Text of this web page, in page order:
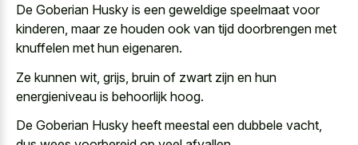
De Goberian Husky is een geweldige speelmaat voor
kinderen, maar ze houden ook van tijd doorbrengen met
knuffelen met hun eigenaren.
Ze kunnen wit, grijs, bruin of zwart zijn en hun
energieniveau is behoorlijk hoog.
De Goberian Husky heeft meestal een dubbele vacht,